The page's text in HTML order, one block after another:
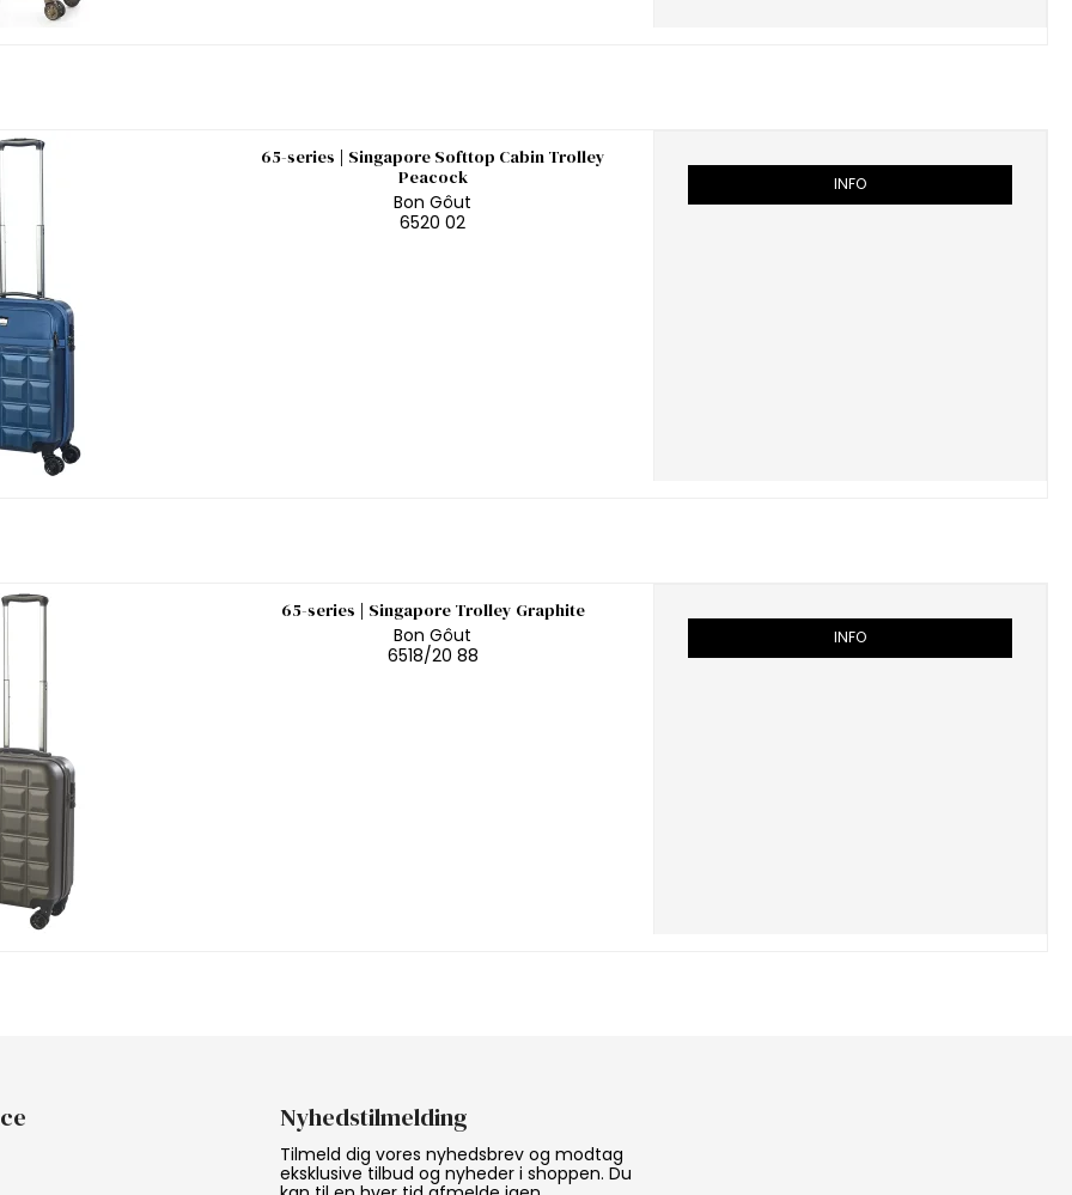
65-series | Singapore Softtop Cabin Trolley
Peacock
Bon Gôut
6520 02
INFO
65-series | Singapore Trolley Graphite
Bon Gôut
6518/20 88
INFO
Nyhedstilmelding
Tilmeld dig vores nyhedsbrev og modtag
eksklusive tilbud og nyheder i shoppen. Du